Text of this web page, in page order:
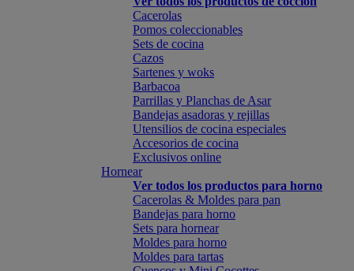
Cacerolas
Pomos coleccionables
Sets de cocina
Cazos
Sartenes y woks
Barbacoa
Parrillas y Planchas de Asar
Bandejas asadoras y rejillas
Utensilios de cocina especiales
Accesorios de cocina
Exclusivos online
Hornear
Ver todos los productos para horno
Cacerolas & Moldes para pan
Bandejas para horno
Sets para hornear
Moldes para horno
Moldes para tartas